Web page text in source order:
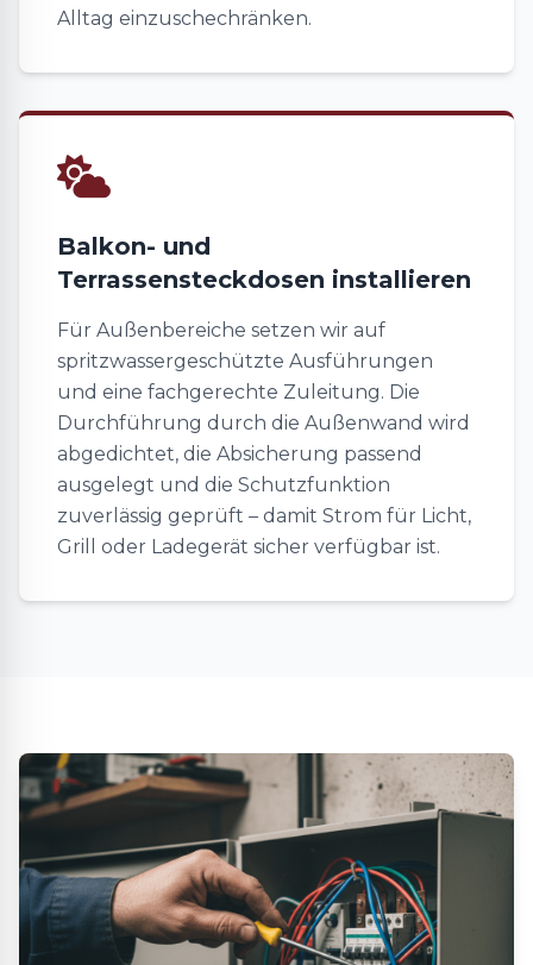
Alltag einzuschechränken.
Balkon- und
Terrassensteckdosen installieren
Für Außenbereiche setzen wir auf
spritzwassergeschützte Ausführungen
und eine fachgerechte Zuleitung. Die
Durchführung durch die Außenwand wird
abgedichtet, die Absicherung passend
ausgelegt und die Schutzfunktion
zuverlässig geprüft – damit Strom für Licht,
Grill oder Ladegerät sicher verfügbar ist.